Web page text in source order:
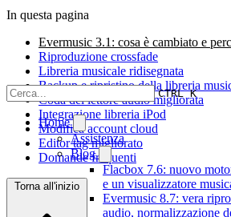
CTRL K
Home
Assistenza
Blog
Flacbox 7.6: nuovo
e un visualizzatore
Evermusic 8.7: vera
audio, normalizzazione
In questa pagina
Evermusic 3.1: cosa è cambiato e
Riproduzione crossfade
Libreria musicale ridisegnata
Backup e ripristino della libreria
Coda del lettore audio migliorata
Integrazione libreria iPod
Modifica account cloud
Editor tag migliorato
Domande frequenti
Torna all'inizio